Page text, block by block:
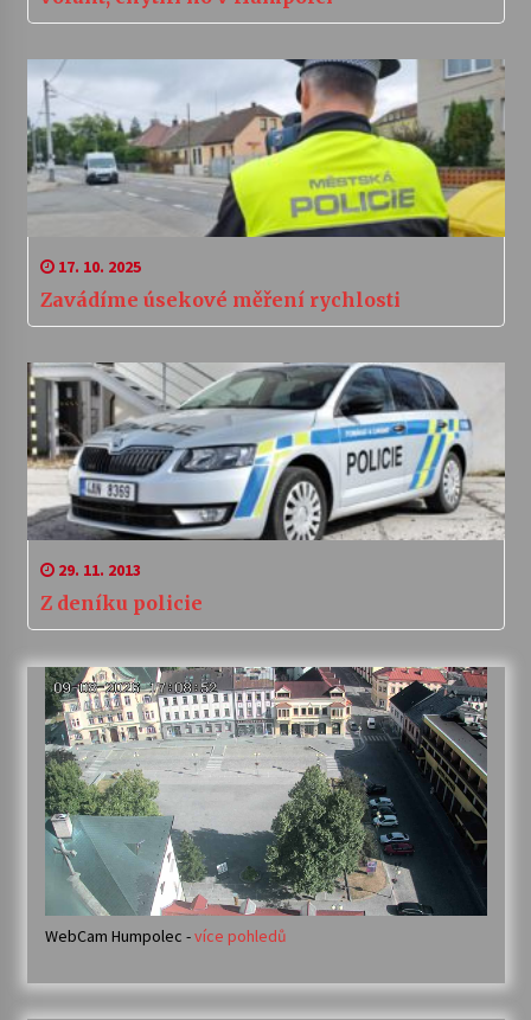
17. 10. 2025
Zavádíme úsekové měření rychlosti
29. 11. 2013
Z deníku policie
WebCam Humpolec -více pohledů